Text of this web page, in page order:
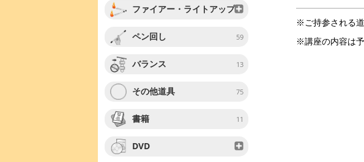
ファイアー・ライトアップ
ペン回し 59
バランス 13
その他道具 75
書籍 11
DVD
※ご持参される
※講座の内容は